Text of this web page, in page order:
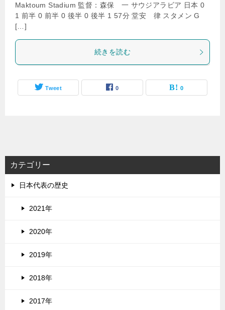
Maktoum Stadium 監督：森保 一 サウジアラビア 日本 0
1 前半 0 前半 0 後半 0 後半 1 57分 堂安 律 スタメン G
[…]
続きを読む
Tweet 0 0
カテゴリー
日本代表の歴史
2021年
2020年
2019年
2018年
2017年